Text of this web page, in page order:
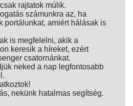
rajtatok múlik.
számunkra az, ha
portálunkat, amiért hálásak is
is megfelelni, akik a
keresik a híreket, ezért
csatornánkat.
neked a nap legfontosabb
nekünk hatalmas segítség.